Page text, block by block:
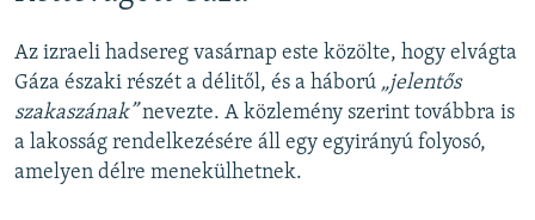
Az izraeli hadsereg vasárnap este közölte, hogy elvágta
Gáza északi részét a délitől, és a háború „jelentős
szakaszának”nevezte. A közlemény szerint továbbra is
a lakosság rendelkezésére áll egy egyirányú folyosó,
amelyen délre menekülhetnek.